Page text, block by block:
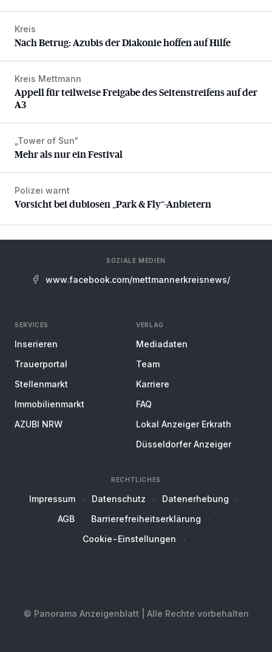
Nach Betrug: Azubis der Diakonie hoffen auf Hilfe
Kreis
Nach Betrug: Azubis der Diakonie hoffen auf Hilfe
Appell für teilweise Freigabe des Seitenstreifens auf der A3
Kreis Mettmann
Appell für teilweise Freigabe des Seitenstreifens auf der
A3
Mehr als nur ein Festival
„Tower of Sun“
Mehr als nur ein Festival
Vorsicht bei dubiosen „Park & Fly“-Anbietern
Polizei warnt
Vorsicht bei dubiosen „Park & Fly“-Anbietern
SOZIALE MEDIEN
www.facebook.com/mettmannerkreisnews/
SERVICES
Inserieren
Trauerportal
Stellenmarkt
Immobilienmarkt
AZUBI NRW
VERLAG
Mediadaten
Team
Karriere
FAQ
Lokal Anzeiger Erkrath
Düsseldorfer Anzeiger
RECHTLICHES
Impressum Datenschutz
Datenerhebung
AGB
Barrierefreiheitserklärung
Cookie-Einstellungen
© Panorama Anzeigenblatt | Alle Rechte vorbehalten